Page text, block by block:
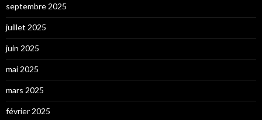
septembre 2025
juillet 2025
juin 2025
mai 2025
mars 2025
février 2025